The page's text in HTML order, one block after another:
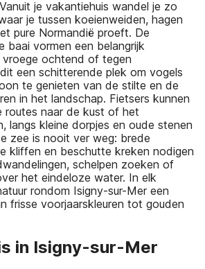
je vakantiehuis wandel je zo
je tussen koeienweiden, hagen
pure Normandië proeft. De
baai vormen een belangrijk
ochtend of tegen
een schitterende plek om vogels
te genieten van de stilte en de
in het landschap. Fietsers kunnen
routes naar de kust of het
langs kleine dorpjes en oude stenen
zee is nooit ver weg: brede
kliffen en beschutte kreken nodigen
schelpen zoeken of
het eindeloze water. In elk
rondom Isigny-sur-Mer een
frisse voorjaarskleuren tot gouden
in Isigny-sur-Mer